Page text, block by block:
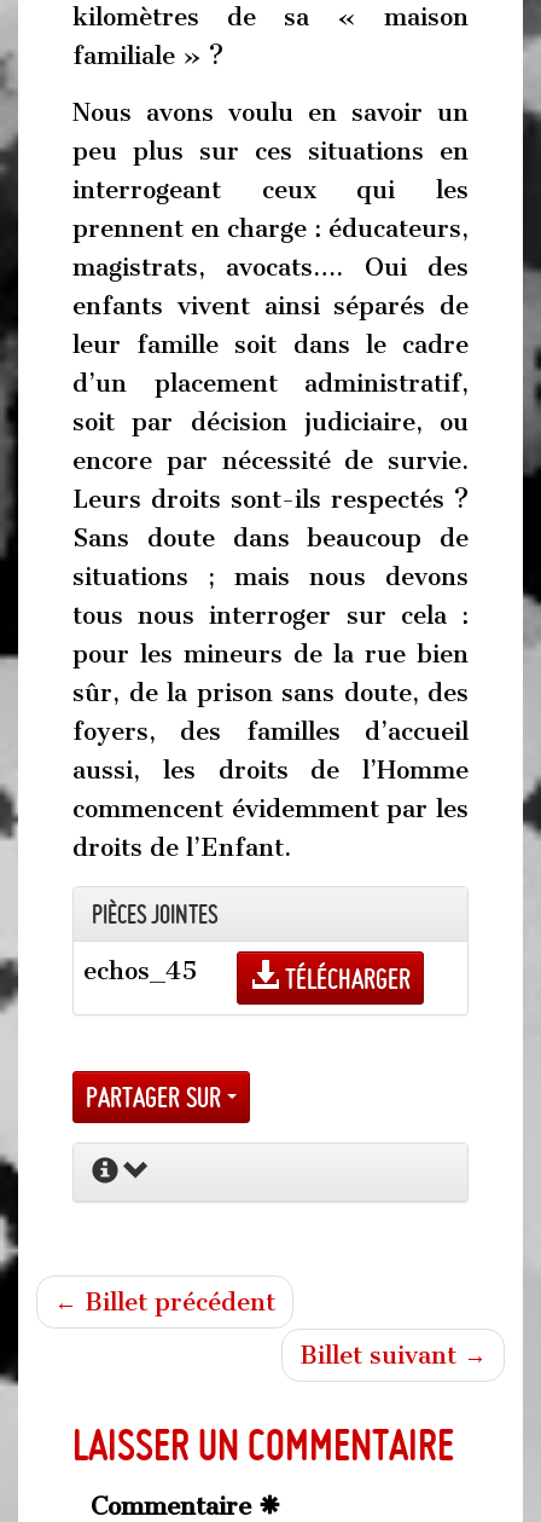
kilomètres de sa « maison
familiale » ?
Nous avons voulu en savoir un
peu plus sur ces situations en
interrogeant ceux qui les
prennent en charge : éducateurs,
magistrats, avocats…. Oui des
enfants vivent ainsi séparés de
leur famille soit dans le cadre
d’un placement administratif,
soit par décision judiciaire, ou
encore par nécessité de survie.
Leurs droits sont-ils respectés ?
Sans doute dans beaucoup de
situations ; mais nous devons
tous nous interroger sur cela :
pour les mineurs de la rue bien
sûr, de la prison sans doute, des
foyers, des familles d’accueil
aussi, les droits de l’Homme
commencent évidemment par les
droits de l’Enfant.
Pièces jointes
echos_45
Télécharger
Partager sur
← Billet précédent
Billet suivant →
Laisser un commentaire
Commentaire